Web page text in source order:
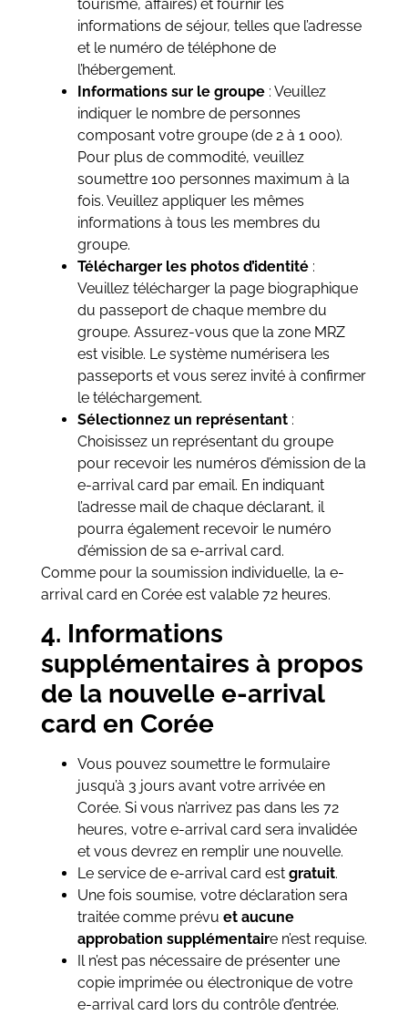
tourisme, affaires) et fournir les
informations de séjour, telles que l’adresse
et le numéro de téléphone de
l’hébergement.
Informations sur le groupe: Veuillez
indiquer le nombre de personnes
composant votre groupe (de 2 à 1 000).
Pour plus de commodité, veuillez
soumettre 100 personnes maximum à la
fois. Veuillez appliquer les mêmes
informations à tous les membres du
groupe.
Télécharger les photos d’identité:
Veuillez télécharger la page biographique
du passeport de chaque membre du
groupe. Assurez-vous que la zone MRZ
est visible. Le système numérisera les
passeports et vous serez invité à confirmer
le téléchargement.
Sélectionnez un représentant:
Choisissez un représentant du groupe
pour recevoir les numéros d’émission de la
e-arrival card par email. En indiquant
l’adresse mail de chaque déclarant, il
pourra également recevoir le numéro
d’émission de sa e-arrival card.
Comme pour la soumission individuelle, la e-
arrival card en Corée est valable 72 heures.
4. Informations
supplémentaires à propos
de la nouvelle e-arrival
card en Corée
Vous pouvez soumettre le formulaire
jusqu’à 3 jours avant votre arrivée en
Corée. Si vous n’arrivez pas dans les 72
heures, votre e-arrival card sera invalidée
et vous devrez en remplir une nouvelle.
Le service de e-arrival card est gratuit.
Une fois soumise, votre déclaration sera
traitée comme prévu et aucune
approbation supplémentaire n’est requise.
Il n’est pas nécessaire de présenter une
copie imprimée ou électronique de votre
e-arrival card lors du contrôle d’entrée.